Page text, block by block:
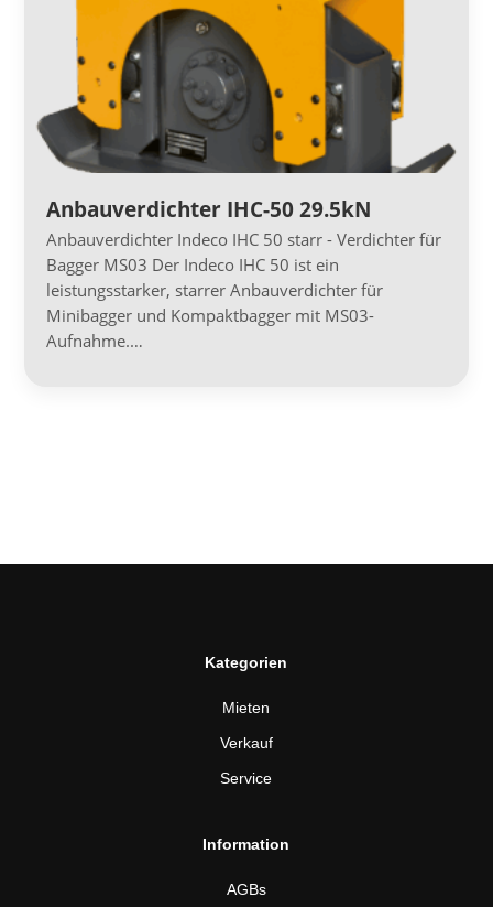
Anbauverdichter IHC-50 29.5kN
Anbauverdichter Indeco IHC 50 starr - Verdichter für
Bagger MS03 Der Indeco IHC 50 ist ein
leistungsstarker, starrer Anbauverdichter für
Minibagger und Kompaktbagger mit MS03-
Aufnahme.…
Kategorien
Mieten
Verkauf
Service
Information
AGBs